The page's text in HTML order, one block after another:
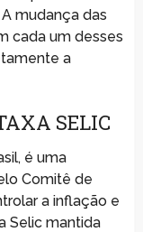
mudança das
cada um desses
a
SELIC
é uma
Comitê de
a inflação e
Selic mantida